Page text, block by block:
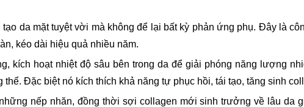
da mặt tuyệt vời mà không để lại bất kỳ phản ứng phụ. Đây là
kéo dài hiệu quả nhiều năm.
kích hoạt nhiệt độ sâu bên trong da để giải phóng năng lượng
Đặc biệt nó kích thích khả năng tự phục hồi, tái tạo, tăng sinh
nếp nhăn, đồng thời sợi collagen mới sinh trưởng về lâu da